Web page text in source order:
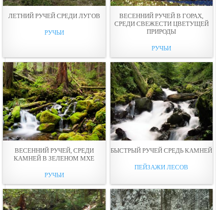
ЛЕТНИЙ РУЧЕЙ СРЕДИ ЛУГОВ
РУЧЬИ
ВЕСЕННИЙ РУЧЕЙ В ГОРАХ,
СРЕДИ СВЕЖЕСТИ ЦВЕТУЩЕЙ
ПРИРОДЫ
РУЧЬИ
ВЕСЕННИЙ РУЧЕЙ, СРЕДИ
КАМНЕЙ В ЗЕЛЕНОМ МХЕ
РУЧЬИ
БЫСТРЫЙ РУЧЕЙ СРЕДЬ КАМНЕЙ
ПЕЙЗАЖИ ЛЕСОВ